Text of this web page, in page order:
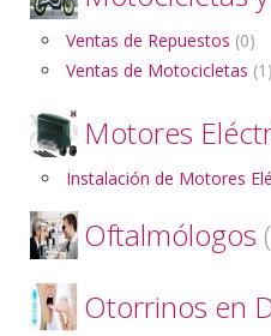
Ventas de Repuestos (0)
Ventas de Motocicletas (1)
Motores
Instalación de Motores
Oftalmólogos
Otorrinos en